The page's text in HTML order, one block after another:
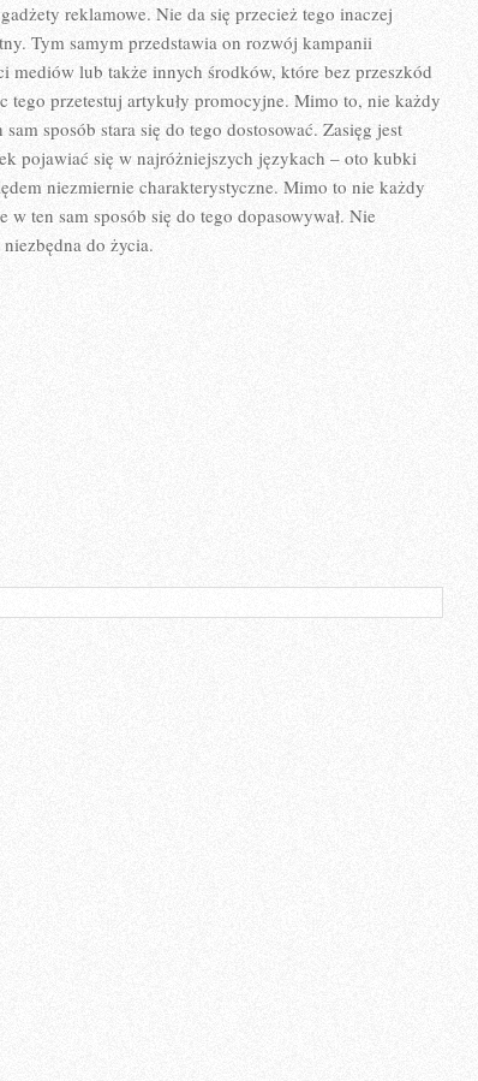
POJAZD
reklamowe. Nie da się przecież tego inaczej
Tym samym przedstawia on rozwój kampanii
lub także innych środków, które bez przeszkód
przetestuj artykuły promocyjne. Mimo to, nie każdy
sposób stara się do tego dostosować. Zasięg jest
pojawiać się w najróżniejszych językach – oto kubki
niezmiernie charakterystyczne. Mimo to nie każdy
ten sam sposób się do tego dopasowywał. Nie
do życia.